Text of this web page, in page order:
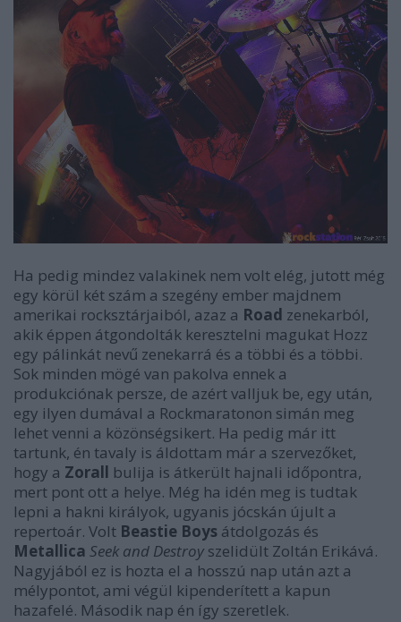
Ha pedig mindez valakinek nem volt elég, jutott még
egy körül két szám a szegény ember majdnem
amerikai rocksztárjaiból, azaz a Road zenekarból,
akik éppen átgondolták keresztelni magukat Hozz
egy pálinkát nevű zenekarrá és a többi és a többi.
Sok minden mögé van pakolva ennek a
produkciónak persze, de azért valljuk be, egy után,
egy ilyen dumával a Rockmaratonon simán meg
lehet venni a közönségsikert. Ha pedig már itt
tartunk, én tavaly is áldottam már a szervezőket,
hogy a Zorall bulija is átkerült hajnali időpontra,
mert pont ott a helye. Még ha idén meg is tudtak
lepni a hakni királyok, ugyanis jócskán újult a
repertoár. Volt Beastie Boys átdolgozás és
Metallica Seek and Destroy szelidült Zoltán Erikává.
Nagyjából ez is hozta el a hosszú nap után azt a
mélypontot, ami végül kipenderített a kapun
hazafelé. Második nap én így szeretlek.